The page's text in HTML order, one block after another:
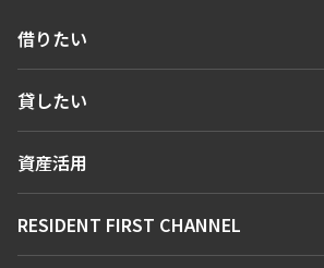
借りたい
人気エリアから探す
貸したい
お問い合わせ
資産活用
お問い合わせ
RESIDENT FIRST CHANNEL